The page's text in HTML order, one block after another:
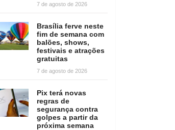
7 de agosto de 2026
Brasília ferve neste
fim de semana com
balões, shows,
festivais e atrações
gratuitas
7 de agosto de 2026
Pix terá novas
regras de
segurança contra
golpes a partir da
próxima semana